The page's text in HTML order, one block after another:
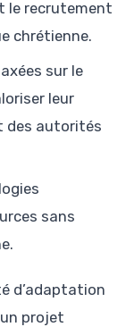
le recrutement
chrétienne.
sur le
leur
des autorités
sans
d’adaptation
projet